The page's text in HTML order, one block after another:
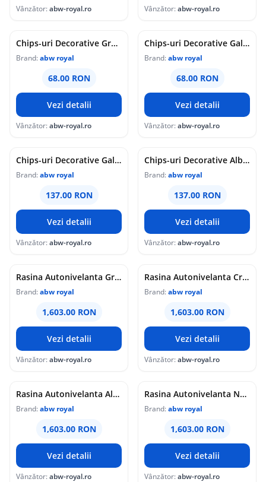
Vânzător:abw-royal.ro Vânzător:abw-royal.ro
Chips-uri Decorative Granit 400gr.
Brand:abw royal
68.00 RON
Vezi detalii
Vânzător:abw-royal.ro
Chips-uri Decorative Galben Negru 400gr.
Brand:abw royal
68.00 RON
Vezi detalii
Vânzător:abw-royal.ro
Chips-uri Decorative Galben Negru 1Kg
Brand:abw royal
137.00 RON
Vezi detalii
Vânzător:abw-royal.ro
Chips-uri Decorative Albastre 1Kg
Brand:abw royal
137.00 RON
Vezi detalii
Vânzător:abw-royal.ro
Rasina Autonivelanta Gri Deschis RAL 7035 25 Kg
Brand:abw royal
1,603.00 RON
Vezi detalii
Vânzător:abw-royal.ro
Rasina Autonivelanta Crem RAL 1015 25 Kg
Brand:abw royal
1,603.00 RON
Vezi detalii
Vânzător:abw-royal.ro
Rasina Autonivelanta Alb RAL 9016 25 Kg
Brand:abw royal
1,603.00 RON
Vezi detalii
Vânzător:abw-royal.ro
Rasina Autonivelanta Negru RAL 9005 25 Kg
Brand:abw royal
1,603.00 RON
Vezi detalii
Vânzător:abw-royal.ro